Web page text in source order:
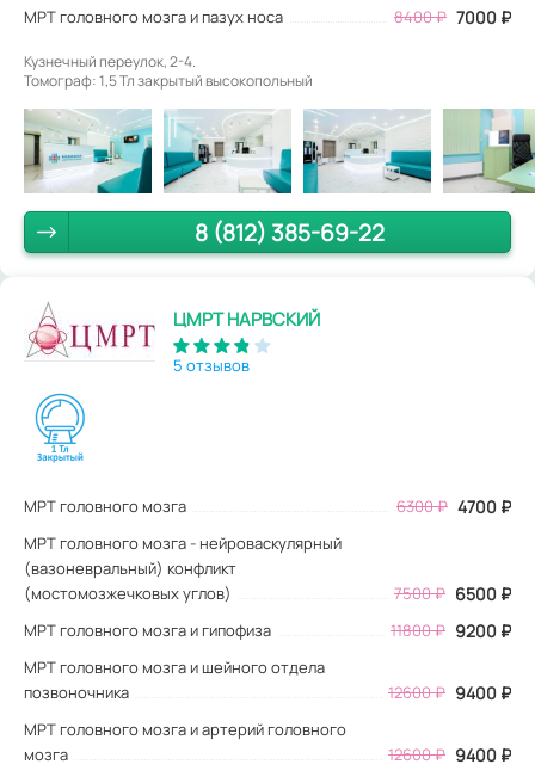
МРТ головного мозга и пазух носа 8400 ₽ 7000 ₽
Кузнечный переулок, 2-4.
Томограф: 1,5 Тл закрытый высокопольный
8 (812) 385-69-22
ЦМРТ НАРВСКИЙ
5 отзывов
МРТ головного мозга 6300₽ 4700 ₽
МРТ головного мозга - нейроваскулярный
(вазоневральный) конфликт
(мостомозжечковых углов)
7500 ₽ 6500 ₽
МРТ головного мозга и гипофиза 11800 ₽ 9200 ₽
МРТ головного мозга и шейного отдела
позвоночника
12600 ₽ 9400 ₽
МРТ головного мозга и артерий головного
мозга
12600 ₽ 9400 ₽